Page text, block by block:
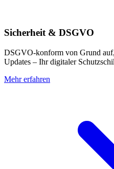
Sicherheit & DSGVO
DSGVO-konform von Grund
Updates – Ihr digitaler
Mehr erfahren